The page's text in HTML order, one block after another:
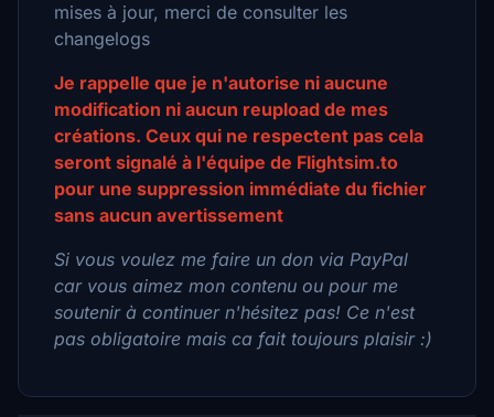
mises à jour, merci de consulter les
changelogs
Je rappelle que je n'autorise ni aucune
modification ni aucun reupload de mes
créations. Ceux qui ne respectent pas cela
seront signalé à l'équipe de Flightsim.to
pour une suppression immédiate du fichier
sans aucun avertissement
Si vous voulez me faire un don via PayPal
car vous aimez mon contenu ou pour me
soutenir à continuer n'hésitez pas! Ce n'est
pas obligatoire mais ca fait toujours plaisir :)